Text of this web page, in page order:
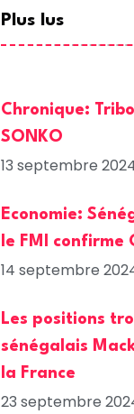
Plus lus
Chronique:
SONKO
13 septembre
Economie:
le FMI confirme
14 septembre
Les positions
sénégalais
la France
23 septembre